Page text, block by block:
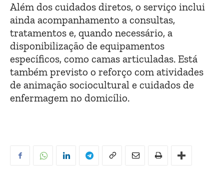
Além dos cuidados diretos, o serviço inclui
ainda acompanhamento a consultas,
tratamentos e, quando necessário, a
disponibilização de equipamentos
específicos, como camas articuladas. Está
também previsto o reforço com atividades
de animação sociocultural e cuidados de
enfermagem no domicílio.